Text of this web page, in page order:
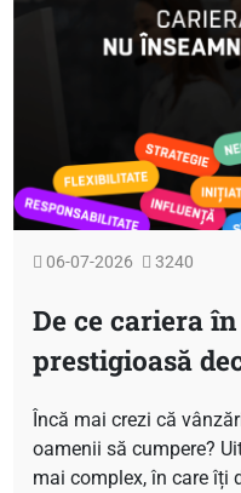
06-07-2026 3240
De ce cariera
prestigioasă
Încă mai crezi că
oamenii să cumpere?
mai complex, în care îți